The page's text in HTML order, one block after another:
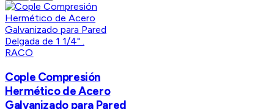
RACO
Cople Compresión
Hermético de Acero
Galvanizado para Pared